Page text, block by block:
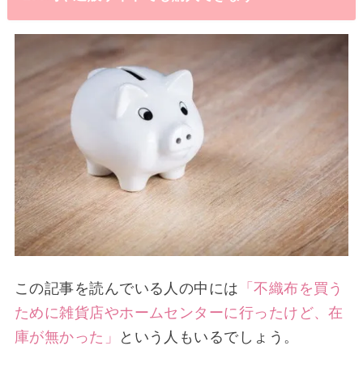
この記事を読んでいる人の中には 「不織布を買う
ために雑貨店やホームセンターに行ったけど、在
庫が無かった」
という人もいるでしょう。